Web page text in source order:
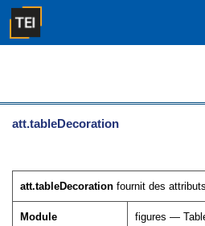
att.tableDecoration
att.tableDecoration fournit des
Module figures —